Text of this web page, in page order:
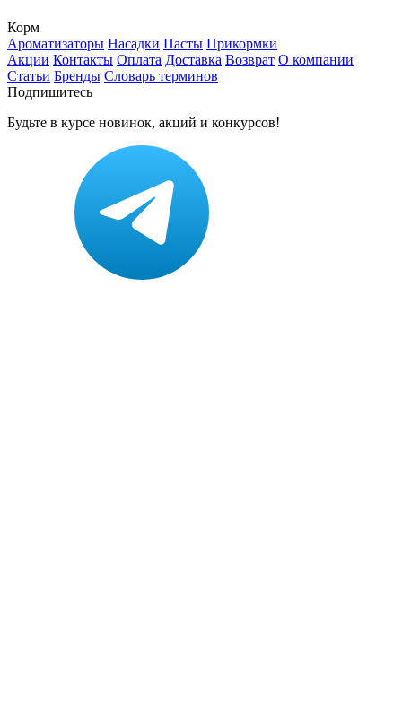
Корм
Ароматизаторы Насадки Пасты Прикормки
Акции Контакты Оплата Доставка Возврат О компании
Статьи Бренды Словарь терминов
Подпишитесь
Будьте в курсе новинок, акций и конкурсов!